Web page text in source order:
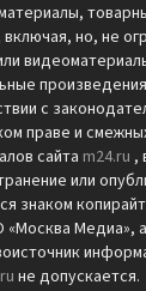
но, не
с
праве и
сайта m24.ru ,
или
знаком
Медиа»,
не допускается.